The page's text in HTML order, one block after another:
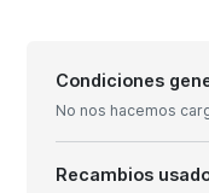
Condiciones
No nos hacemos
Recambios